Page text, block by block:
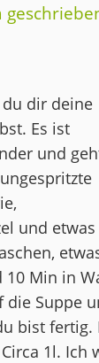
dir deine
Es ist
und
und etwas
Min in
die Suppe
bist fertig.
1l. Ich